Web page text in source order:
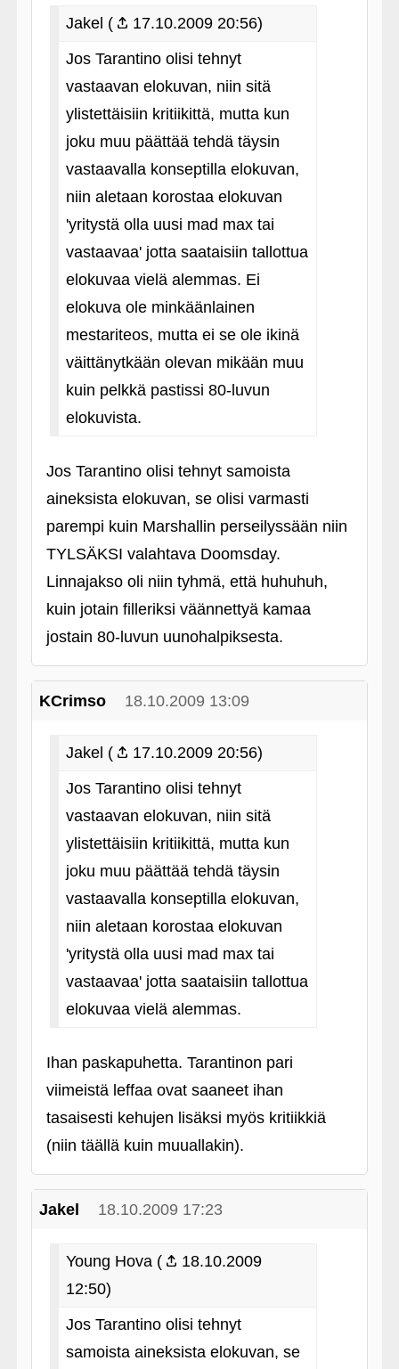
Jakel (
17.10.2009 20:56)
Jos Tarantino olisi tehnyt
vastaavan elokuvan, niin sitä
ylistettäisiin kritiikittä, mutta kun
joku muu päättää tehdä täysin
vastaavalla konseptilla elokuvan,
niin aletaan korostaa elokuvan
'yritystä olla uusi mad max tai
vastaavaa' jotta saataisiin tallottua
elokuvaa vielä alemmas. Ei
elokuva ole minkäänlainen
mestariteos, mutta ei se ole ikinä
väittänytkään olevan mikään muu
kuin pelkkä pastissi 80-luvun
elokuvista.
Jos Tarantino olisi tehnyt samoista
aineksista elokuvan, se olisi varmasti
parempi kuin Marshallin perseilyssään niin
TYLSÄKSI valahtava Doomsday.
Linnajakso oli niin tyhmä, että huhuhuh,
kuin jotain filleriksi väännettyä kamaa
jostain 80-luvun uunohalpiksesta.
KCrimso 18.10.2009 13:09
Jakel (
17.10.2009 20:56)
Jos Tarantino olisi tehnyt
vastaavan elokuvan, niin sitä
ylistettäisiin kritiikittä, mutta kun
joku muu päättää tehdä täysin
vastaavalla konseptilla elokuvan,
niin aletaan korostaa elokuvan
'yritystä olla uusi mad max tai
vastaavaa' jotta saataisiin tallottua
elokuvaa vielä alemmas.
Ihan paskapuhetta. Tarantinon pari
viimeistä leffaa ovat saaneet ihan
tasaisesti kehujen lisäksi myös kritiikkiä
(niin täällä kuin muuallakin).
Jakel 18.10.2009 17:23
Young Hova (
18.10.2009
12:50)
Jos Tarantino olisi tehnyt
samoista aineksista elokuvan, se